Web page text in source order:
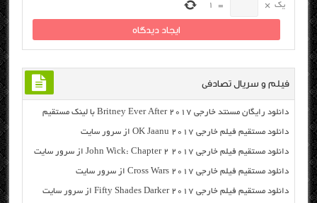
یک ×
=
1
فیلم و سریال تصادفی
دانلود رایگان مسنتد خارجی Britney Ever After 2017 با لینک مستقیم
دانلود مستقیم فیلم خارجی OK Jaanu 2017 از سرور سایت
دانلود مستقیم فیلم خارجی John Wick: Chapter 2 2017 از سرور سایت
دانلود مستقیم فیلم خارجی Cross Wars 2017 از سرور سایت
دانلود مستقیم فیلم خارجی Fifty Shades Darker 2017 از سرور سایت